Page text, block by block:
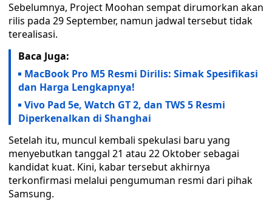
Sebelumnya, Project Moohan sempat dirumorkan akan
rilis pada 29 September, namun jadwal tersebut tidak
terealisasi.
Baca Juga:
MacBook Pro M5 Resmi Dirilis: Simak Spesifikasi
dan Harga Lengkapnya!
Vivo Pad 5e, Watch GT 2, dan TWS 5 Resmi
Diperkenalkan di Shanghai
Setelah itu, muncul kembali spekulasi baru yang
menyebutkan tanggal 21 atau 22 Oktober sebagai
kandidat kuat. Kini, kabar tersebut akhirnya
terkonfirmasi melalui pengumuman resmi dari pihak
Samsung.